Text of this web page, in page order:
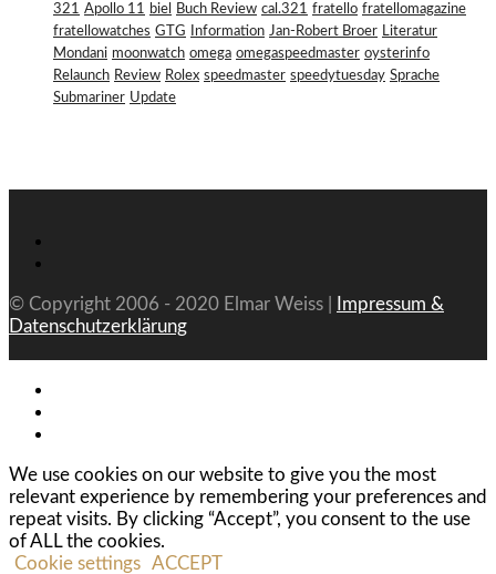
321 Apollo 11 biel Buch Review cal.321 fratello fratellomagazine
fratellowatches GTG Information Jan-Robert Broer Literatur
Mondani moonwatch omega omegaspeedmaster oysterinfo
Relaunch Review Rolex speedmaster speedytuesday Sprache
Submariner Update
© Copyright 2006 - 2020 Elmar Weiss |
Impressum &
Datenschutzerklärung
We use cookies on our website to give you the most
relevant experience by remembering your preferences and
repeat visits. By clicking “Accept”, you consent to the use
of ALL the cookies.
Cookie settings ACCEPT